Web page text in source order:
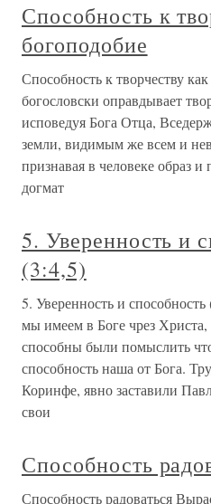
Способность к
богоподобие
Способность к творчеству
богословски оправдывает
исповедуя Бога Отца,
земли, видимым же всем и
признавая в человеке образ
догмат
5. Уверенность и
(3:4,5)
5. Уверенность и
мы имеем в Боге чрез
способны были помыслить
способность наша от Бога.
Коринфе, явно заставили
свои
Способность
Способность радоваться